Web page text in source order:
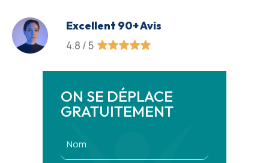
Excellent 90+ Avis
4.8 / 5
ON SE DÉPLACE
GRATUITEMENT